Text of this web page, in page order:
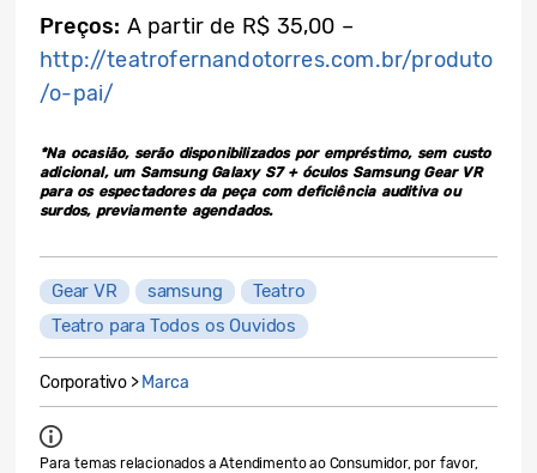
Preços: A partir de R$ 35,00 –
http://teatrofernandotorres.com.br/produto
/o-pai/
*Na ocasião, serão disponibilizados por empréstimo, sem custo
adicional, um Samsung Galaxy S7 + óculos Samsung Gear VR
para os espectadores da peça com deficiência auditiva ou
surdos, previamente agendados.
Gear VR samsung
Teatro
Teatro para Todos os Ouvidos
Corporativo >Marca
Para temas relacionados a Atendimento ao Consumidor, por favor,